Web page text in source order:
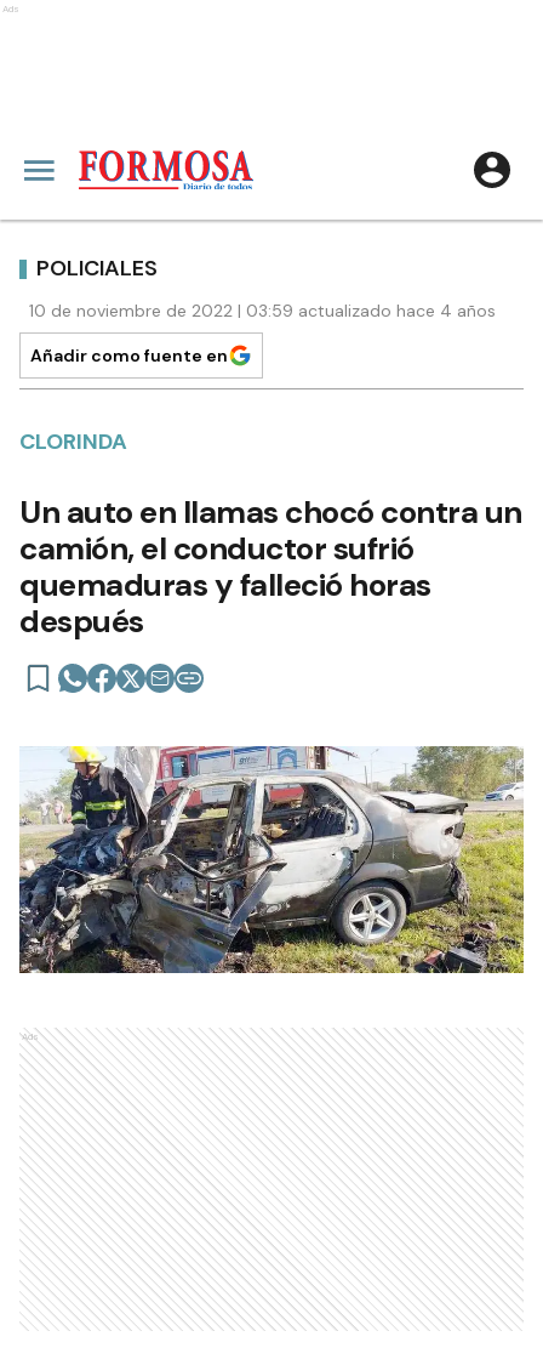
Ads
POLICIALES
10 de noviembre de 2022 | 03:59 actualizado hace 4 años
Añadir como fuente en
CLORINDA
Un auto en llamas chocó contra un
camión, el conductor sufrió
quemaduras y falleció horas
después
Ads